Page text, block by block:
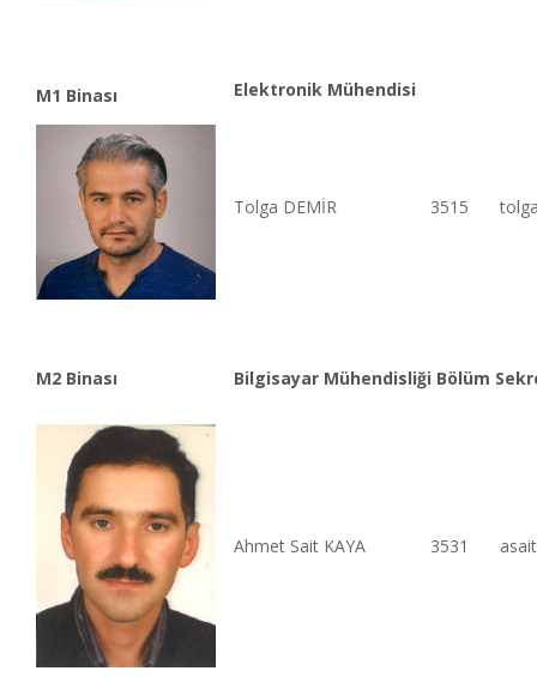
M1 Binası Elektronik Mühendisi
Tolga DEMİR 3515
M2 Binası Bilgisayar Mühendisliği Bölüm
Ahmet Sait KAYA 3531